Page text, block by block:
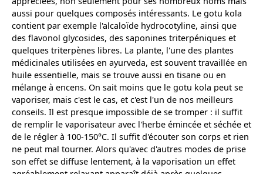
aussi pour quelques composés intéressants. Le gotu kola
contient par exemple l'alcaloïde hydrocotyline, ainsi que
des flavonol glycosides, des saponines triterpéniques et
quelques triterpènes libres. La plante, l'une des plantes
médicinales utilisées en ayurveda, est souvent travaillée en
huile essentielle, mais se trouve aussi en tisane ou en
mélange à encens. On sait moins que le gotu kola peut se
vaporiser, mais c'est le cas, et c'est l'un de nos meilleurs
conseils. Il est presque impossible de se tromper : il suffit
de remplir le vaporisateur avec l'herbe émincée et séchée et
de le régler à 100-150°C. Il suffit d'écouter son corps et rien
ne peut mal tourner. Alors qu'avec d'autres modes de prise
son effet se diffuse lentement, à la vaporisation un effet